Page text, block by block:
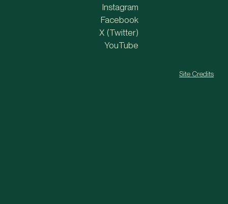
Instagram
Facebook
X (Twitter)
YouTube
Site Credits